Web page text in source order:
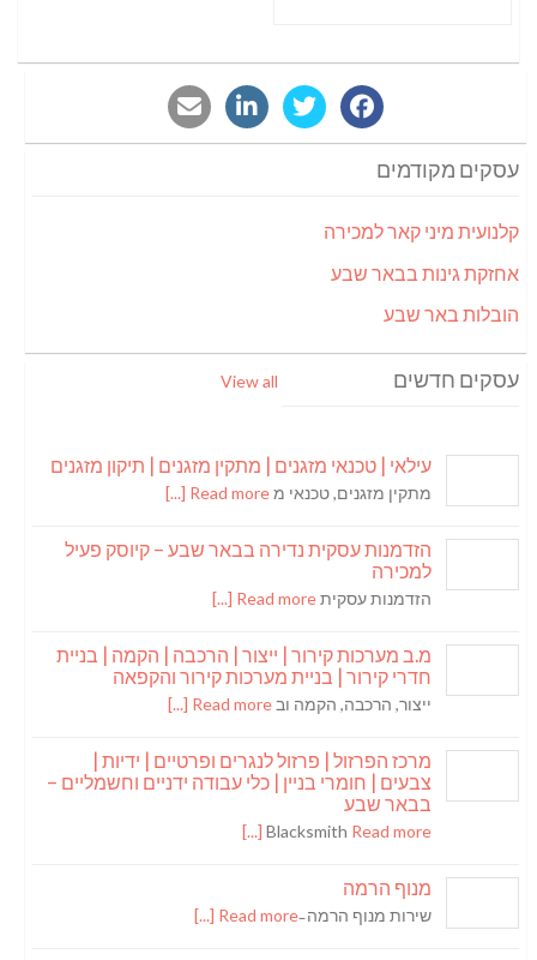
עסקים מקודמים
קלנועית מיני קאר למכירה
אחזקת גינות בבאר שבע
הובלות באר שבע
עסקים חדשים View all
עילאי | טכנאי מזגנים | מתקין מזגנים | תיקון מזגנים
מתקין מזגנים, טכנאי מRead more [...]
הזדמנות עסקית נדירה בבאר שבע – קיוסק פעיל
למכירה
הזדמנות עסקיתRead more [...]
מ.ב מערכות קירור | ייצור | הרכבה | הקמה | בניית
חדרי קירור | בניית מערכות קירור והקפאה
ייצור, הרכבה, הקמה וב Read more [...]
מרכז הפרזול | פרזול לנגרים ופרטיים | ידיות |
צבעים | חומרי בניין | כלי עבודה ידניים וחשמליים –
בבאר שבע
Blacksmith Read more [...]
מנוף הרמה
שירות מנוף הרמה ̵Read more [...]